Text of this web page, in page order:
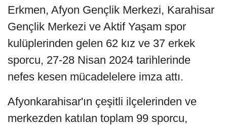
Erkmen, Afyon Gençlik Merkezi, Karahisar
Gençlik Merkezi ve Aktif Yaşam spor
kulüplerinden gelen 62 kız ve 37 erkek
sporcu, 27-28 Nisan 2024 tarihlerinde
nefes kesen mücadelelere imza attı.
Afyonkarahisar'ın çeşitli ilçelerinden ve
merkezden katılan toplam 99 sporcu,